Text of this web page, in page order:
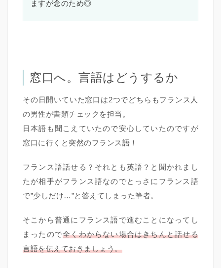
ますが念のため◎
窓口へ。言語はどうするか
その日開いていた窓口は2つでどちらもフランス人
の男性が書類チェックを担当。
日本語も聞こえていたので安心していたのですが
窓口に行くと突然のフランス語！
フランス語話せる？それとも英語？と聞かれまし
たが相手がフランス語なのでとっさにフランス語
で”少しだけ…”と答えてしまった筆者。
そこから普通にフランス語で進むことになってし
まったので全くわからない場合はきちんと話せる
言語を伝えておきましょう。